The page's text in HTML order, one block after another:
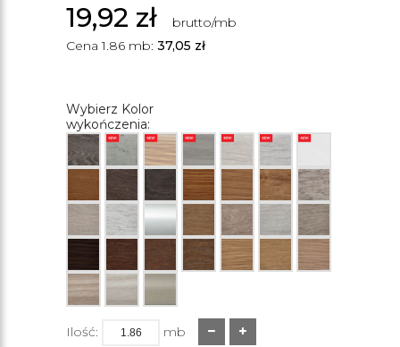
19,92 zł
brutto/mb
Cena 1.86 mb: 37,05 zł
Wybierz Kolor
wykończenia:
Ilość: mb